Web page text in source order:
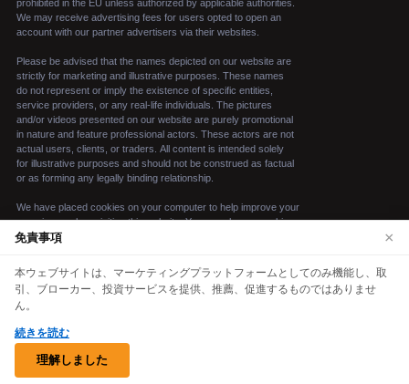
© 2026 opulontrading ai. 無断複写・転載を禁ず。
experience. By continuing to use our website, you
agree to our use of cookies. See our
for more information.
Accept
免責事項 ×
本ウェブサイトは、マーケティングプラットフォームとしてのみ機能し、取
引、ブローカー、投資サービスを提供、推薦、促進するものではありませ
ん。
続きを読む
理解しました